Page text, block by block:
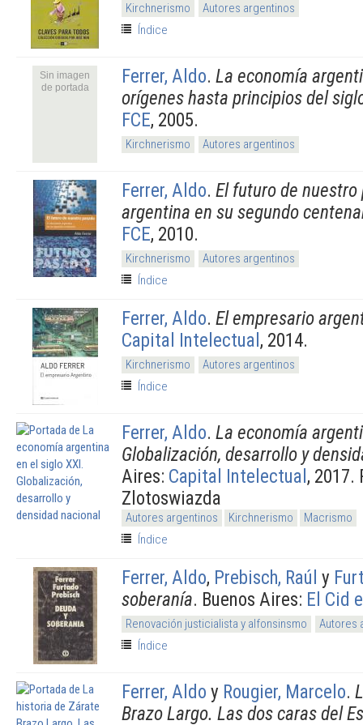
Kirchnerismo
Autores argentinos
Índice
Sin imagen
de portada
Ferrer, Aldo. La economía
orígenes hasta principios del
FCE, 2005.
Kirchnerismo Autores argentinos
Ferrer, Aldo. El futuro de
argentina en su segundo
FCE, 2010.
Kirchnerismo
Autores argentinos
Índice
Ferrer, Aldo. El empresario
Capital Intelectual, 2014.
Kirchnerismo
Autores argentinos
Índice
Ferrer, Aldo. La economía
Globalización, desarrollo y
Aires: Capital Intelectual, 2017.
Zlotoswiazda
Autores argentinos Kirchnerismo
Macrismo
Índice
Ferrer, Aldo, Prebisch, Raúl y
soberanía. Buenos Aires: El Cid
Renovación justicialista y alfonsinsmo
Autores
Índice
Ferrer, Aldo y Rougier, Marcelo.
Brazo Largo. Las dos caras del